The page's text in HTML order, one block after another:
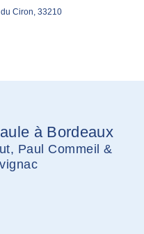
Ciron, 33210
à Bordeaux
Paul Commeil &